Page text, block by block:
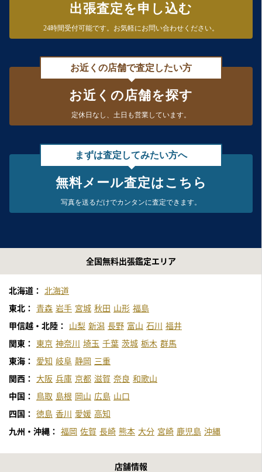
出張査定を申し込む
24時間受付可能です。 お気軽にお問い合わせください。
お近くの店舗で査定したい方
お近くの店舗を探す
定休日なし、 土日も営業しています。
まずは査定してみたい方へ
無料メール査定はこちら
写真を送るだけでカンタンに査定できます。
全国無料出張鑑定エリア
北海道： 北海道
東北： 青森 岩手 宮城 秋田 山形 福島
甲信越・北陸：
山梨 新潟 長野 富山 石川 福井
関東：
東京 神奈川 埼玉 千葉 茨城 栃木 群馬
東海：
愛知 岐阜 静岡 三重
関西： 大阪 兵庫 京都 滋賀 奈良 和歌山
中国：
鳥取 島根 岡山 広島 山口
四国： 徳島 香川 愛媛 高知
九州・沖縄： 福岡 佐賀 長崎 熊本 大分 宮崎 鹿児島 沖縄
店舗情報